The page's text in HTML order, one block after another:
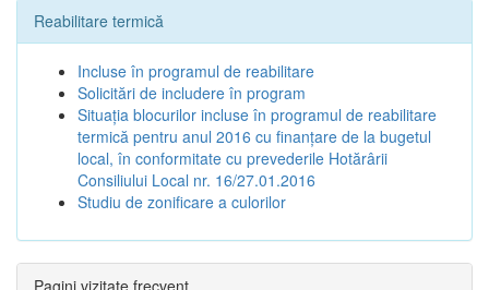
Reabilitare termică
Incluse în programul de reabilitare
Solicitări de includere în program
Situația blocurilor incluse în programul de reabilitare
termică pentru anul 2016 cu finanțare de la bugetul
local, în conformitate cu prevederile Hotărârii
Consiliului Local nr. 16/27.01.2016
Studiu de zonificare a culorilor
Pagini vizitate frecvent